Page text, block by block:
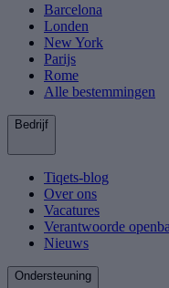
Barcelona
Londen
New York
Parijs
Rome
Alle bestemmingen
Bedrijf
Tiqets-blog
Over ons
Vacatures
Verantwoorde
Nieuws
Ondersteuning